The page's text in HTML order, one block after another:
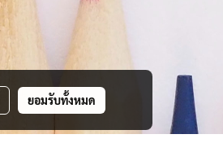
ยอมรับทั้งหมด